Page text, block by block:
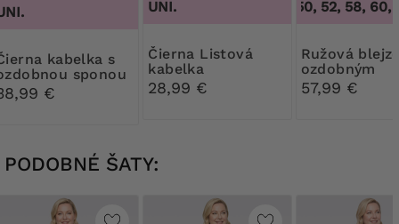
s
sponou
€
UNI.
Čierna Listová
kabelka
28,99 €
46, 48, 50, 52, 58, 60,
Ružová blejzer s
ozdobným
gombíkom
57,99 €
PODOBNÉ ŠATY: